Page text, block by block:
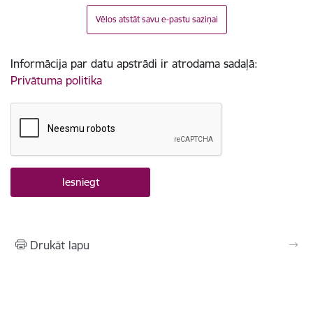
Vēlos atstāt savu e-pastu saziņai
Informācija par datu apstrādi ir atrodama sadaļā:
Privātuma politika
Drukāt lapu